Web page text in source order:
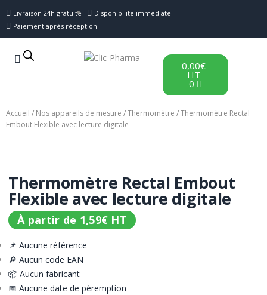
Livraison 24h gratuite
Disponibilité immédiate
Paiement après réception
0,00€
HT
0
Accueil / Nos appareils de mesure /Thermomètre / Thermomètre Rectal
Embout Flexible avec lecture digitale
Thermomètre Rectal Embout
Flexible avec lecture digitale
À partir de 1,59€ HT
📌 Aucune référence
🔎 Aucun code EAN
📦 Aucun fabricant
📅 Aucune date de péremption